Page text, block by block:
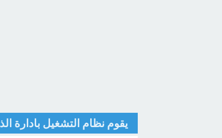
يقوم نظام التشغيل بادارة